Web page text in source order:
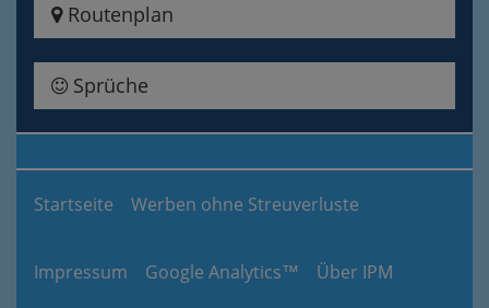
Routenplan
Sprüche
Startseite Werben ohne Streuverluste
Impressum Google Analytics™ Über IPM